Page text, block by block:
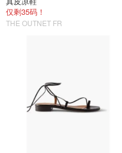
仅剩35码！
THE OUTNET FR